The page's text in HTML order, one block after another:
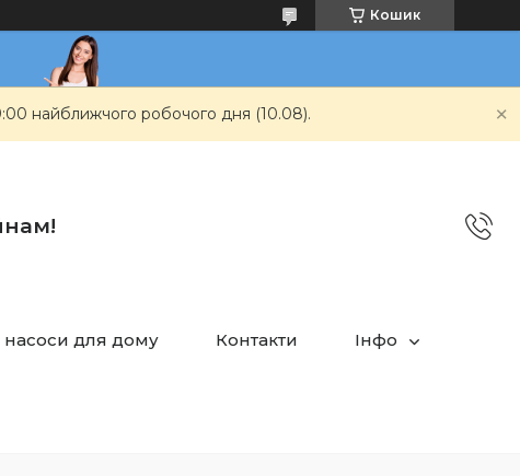
Кошик
найближчого робочого дня (10.08).
насоси для дому Контакти Інфо